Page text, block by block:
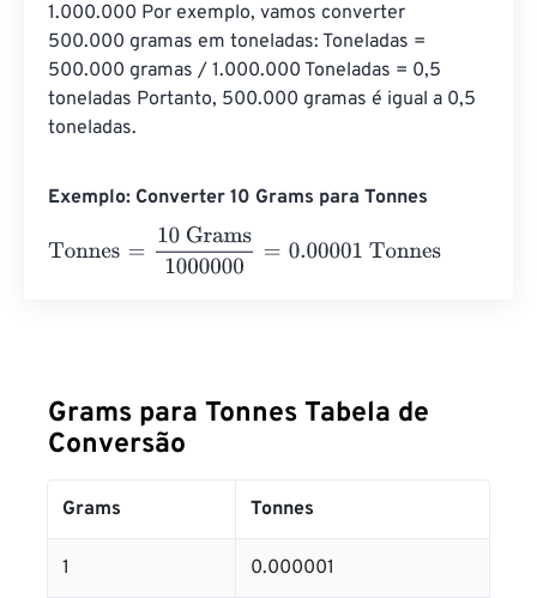
1.000.000 Por exemplo, vamos converter
500.000 gramas em toneladas: Toneladas =
500.000 gramas / 1.000.000 Toneladas = 0,5
toneladas Portanto, 500.000 gramas é igual a 0,5
toneladas.
Exemplo: Converter 10 Grams para Tonnes
Tonnes
10 Grams1000000 =0.00001 Tonnes
Grams para Tonnes Tabela de
Conversão
Grams Tonnes
1 0.000001